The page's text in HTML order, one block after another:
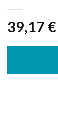
39,17 €